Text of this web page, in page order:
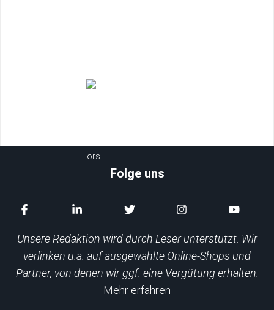
Folge uns
Unsere Redaktion wird durch Leser unterstützt. Wir
verlinken u.a. auf ausgewählte Online-Shops und
Partner, von denen wir ggf. eine Vergütung erhalten.
Mehr erfahren